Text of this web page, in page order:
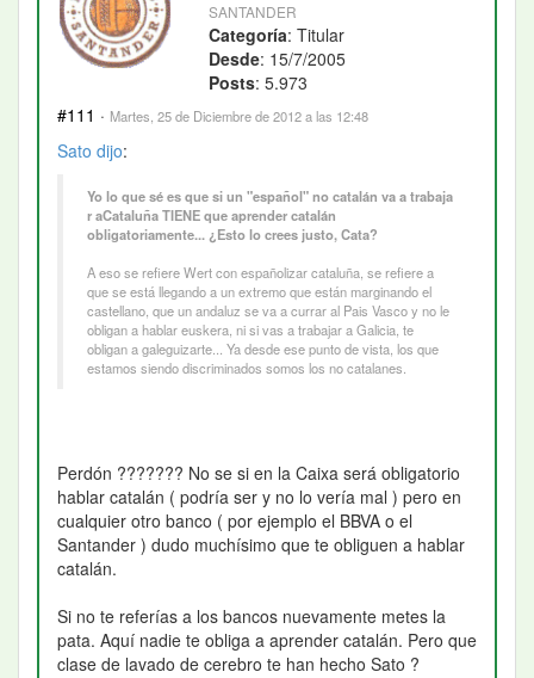
SANTANDER
Categoría: Titular
Desde: 15/7/2005
Posts: 5.973
#111 · Martes, 25 de Diciembre de 2012 a las 12:48
Sato dijo:
Yo lo que sé es que si un "español" no catalán va a trabaja
r aCataluña TIENE que aprender catalán
obligatoriamente... ¿Esto lo crees justo, Cata?
A eso se refiere Wert con españolizar cataluña, se refiere a
que se está llegando a un extremo que están marginando el
castellano, que un andaluz se va a currar al Pais Vasco y no le
obligan a hablar euskera, ni si vas a trabajar a Galicia, te
obligan a galeguizarte... Ya desde ese punto de vista, los que
estamos siendo discriminados somos los no catalanes.
Perdón ??????? No se si en la Caixa será obligatorio
hablar catalán ( podría ser y no lo vería mal ) pero en
cualquier otro banco ( por ejemplo el BBVA o el
Santander ) dudo muchísimo que te obliguen a hablar
catalán.
Si no te referías a los bancos nuevamente metes la
pata. Aquí nadie te obliga a aprender catalán. Pero que
clase de lavado de cerebro te han hecho Sato ?